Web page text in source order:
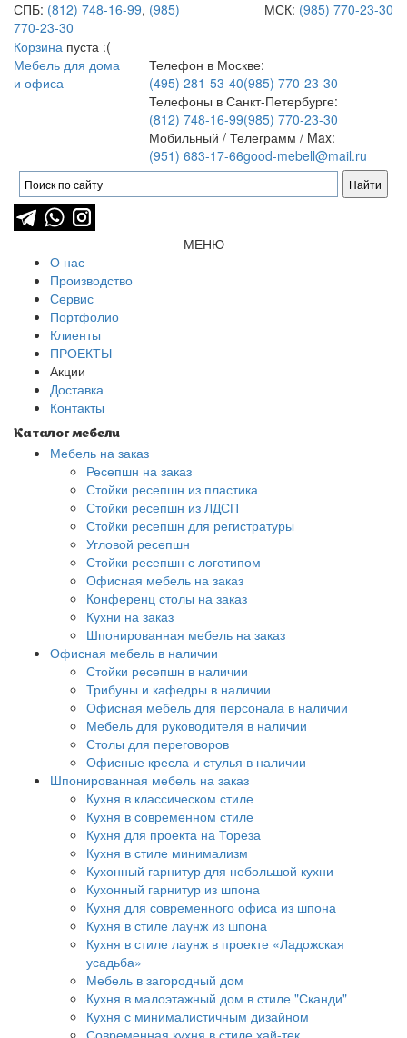
СПБ: (812) 748-16-99, (985)
770-23-30
МСК: (985) 770-23-30
Корзина пуста :(
Мебель для дома
и офиса
Телефон в Москве:
(495) 281-53-40(985) 770-23-30
Телефоны в Санкт-Петербурге:
(812) 748-16-99(985) 770-23-30
Мобильный / Телеграмм / Max:
(951) 683-17-66good-mebell@mail.ru
МЕНЮ
О нас
Производство
Сервис
Портфолио
Клиенты
ПРОЕКТЫ
Акции
Доставка
Контакты
Каталог мебели
Мебель на заказ
Ресепшн на заказ
Стойки ресепшн из пластика
Стойки ресепшн из ЛДСП
Стойки ресепшн для регистратуры
Угловой ресепшн
Стойки ресепшн с логотипом
Офисная мебель на заказ
Конференц столы на заказ
Кухни на заказ
Шпонированная мебель на заказ
Офисная мебель в наличии
Стойки ресепшн в наличии
Трибуны и кафедры в наличии
Офисная мебель для персонала в наличии
Мебель для руководителя в наличии
Столы для переговоров
Офисные кресла и стулья в наличии
Шпонированная мебель на заказ
Кухня в классическом стиле
Кухня в современном стиле
Кухня для проекта на Тореза
Кухня в стиле минимализм
Кухонный гарнитур для небольшой кухни
Кухонный гарнитур из шпона
Кухня для современного офиса из шпона
Кухня в стиле лаунж из шпона
Кухня в стиле лаунж в проекте «Ладожская
усадьба»
Мебель в загородный дом
Кухня в малоэтажный дом в стиле "Сканди"
Кухня с минималистичным дизайном
Современная кухня в стиле хай-тек